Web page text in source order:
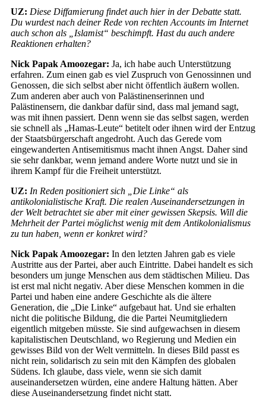
UZ: Diese Diffamierung findet auch hier in der Debatte statt.
Du wurdest nach deiner Rede von rechten Accounts im Internet
auch schon als „Islamist“ beschimpft. Hast du auch andere
Reaktionen erhalten?
Nick Papak Amoozegar: Ja, ich habe auch Unterstützung
erfahren. Zum einen gab es viel Zuspruch von Genossinnen und
Genossen, die sich selbst aber nicht öffentlich äußern wollen.
Zum anderen aber auch von Palästinenserinnen und
Palästinensern, die dankbar dafür sind, dass mal jemand sagt,
was mit ihnen passiert. Denn wenn sie das selbst sagen, werden
sie schnell als „Hamas-Leute“ betitelt oder ihnen wird der Entzug
der Staatsbürgerschaft angedroht. Auch das Gerede vom
eingewanderten Antisemitismus macht ihnen Angst. Daher sind
sie sehr dankbar, wenn jemand andere Worte nutzt und sie in
ihrem Kampf für die Freiheit unterstützt.
UZ: In Reden positioniert sich „Die Linke“ als
antikolonialistische Kraft. Die realen Auseinandersetzungen in
der Welt betrachtet sie aber mit einer gewissen Skepsis. Will die
Mehrheit der Partei möglichst wenig mit dem Antikolonialismus
zu tun haben, wenn er konkret wird?
Nick Papak Amoozegar: In den letzten Jahren gab es viele
Austritte aus der Partei, aber auch Eintritte. Dabei handelt es sich
besonders um junge Menschen aus dem städtischen Milieu. Das
ist erst mal nicht negativ. Aber diese Menschen kommen in die
Partei und haben eine andere Geschichte als die ältere
Generation, die „Die Linke“ aufgebaut hat. Und sie erhalten
nicht die politische Bildung, die die Partei Neumitgliedern
eigentlich mitgeben müsste. Sie sind aufgewachsen in diesem
kapitalistischen Deutschland, wo Regierung und Medien ein
gewisses Bild von der Welt vermitteln. In dieses Bild passt es
nicht rein, solidarisch zu sein mit den Kämpfen des globalen
Südens. Ich glaube, dass viele, wenn sie sich damit
auseinandersetzen würden, eine andere Haltung hätten. Aber
diese Auseinandersetzung findet nicht statt.